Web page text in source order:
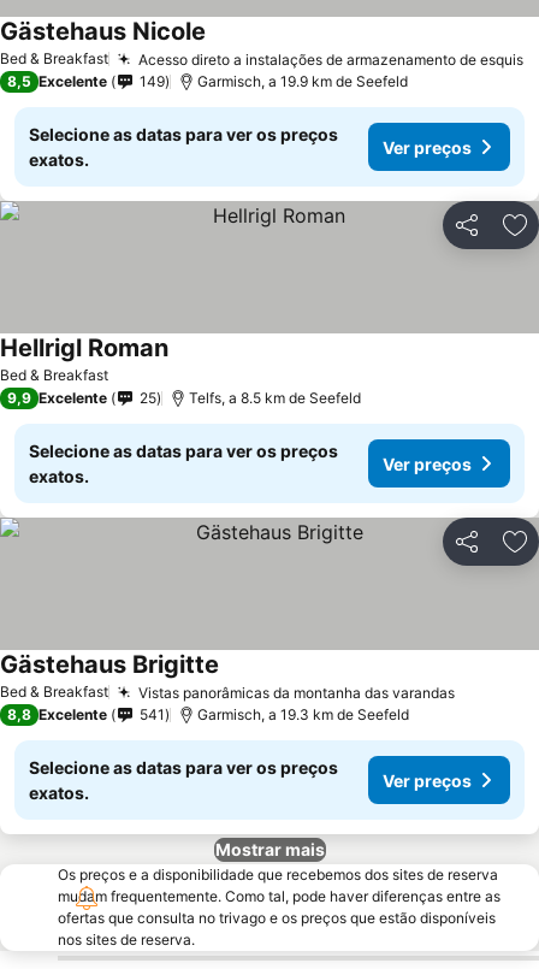
Bed & Breakfast Acesso direto a instalações de armazenamento de esquis
Gästehaus Nicole
8,5 Excelente 149 Garmisch, a 19.9 km de Seefeld
Selecione as datas para ver os preços
exatos.
Ver preços
Partilhar
Bed & Breakfast
Hellrigl Roman
9,9 Excelente 25 Telfs, a 8.5 km de Seefeld
Selecione as datas para ver os preços
exatos.
Ver preços
Partilhar
Bed & Breakfast Vistas panorâmicas da montanha das varandas
Gästehaus Brigitte
8,8 Excelente 541 Garmisch, a 19.3 km de Seefeld
Selecione as datas para ver os preços
exatos.
Ver preços
Mostrar mais
Os preços e a disponibilidade que recebemos dos sites de reserva
mudam frequentemente. Como tal, pode haver diferenças entre as
ofertas que consulta no trivago e os preços que estão disponíveis
nos sites de reserva.